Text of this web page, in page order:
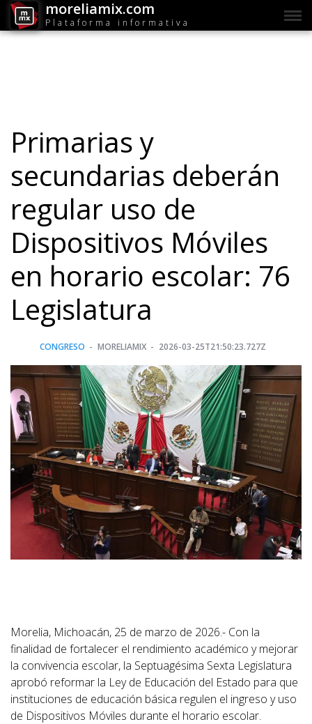
moreliamix.com
Plataforma informativa
Primarias y
secundarias deberán
regular uso de
Dispositivos Móviles
en horario escolar: 76
Legislatura
CONGRESO MORELIAMIX 2026-03-25T21:50:23.727Z
Morelia, Michoacán, 25 de marzo de 2026.- Con la
finalidad de fortalecer el rendimiento académico y mejorar
la convivencia escolar, la Septuagésima Sexta Legislatura
aprobó reformar la Ley de Educación del Estado para que
instituciones de educación básica regulen el ingreso y uso
de Dispositivos Móviles durante el horario escolar.